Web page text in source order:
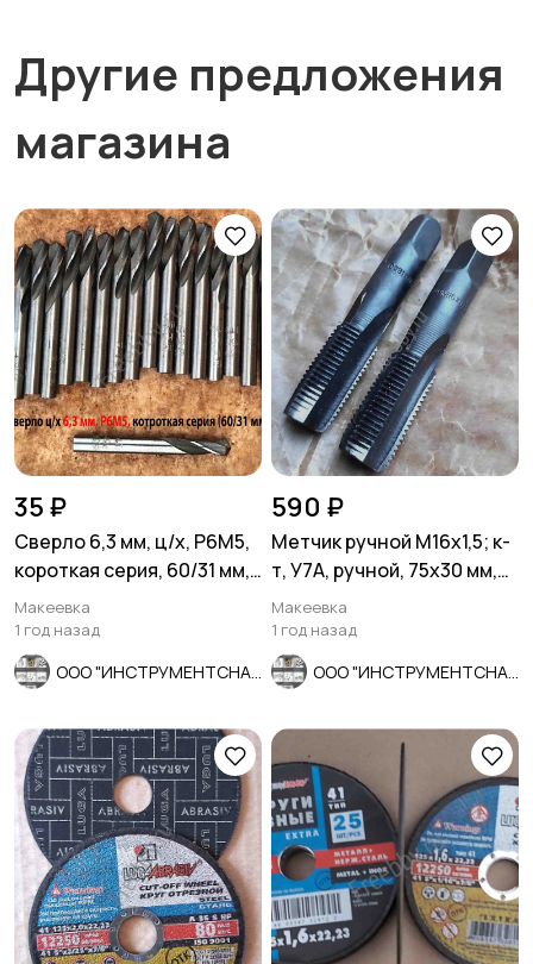
Другие предложения
магазина
35 ₽
Сверло 6,3 мм, ц/х, Р6М5,
короткая серия, 60/31 мм,
класс В1, СССР.
Макеевка
1 год назад
590 ₽
Метчик ручной М16х1,5; к-
т, У7А, ручной, 75х30 мм,
мелкий шаг, СССР.
Макеевка
1 год назад